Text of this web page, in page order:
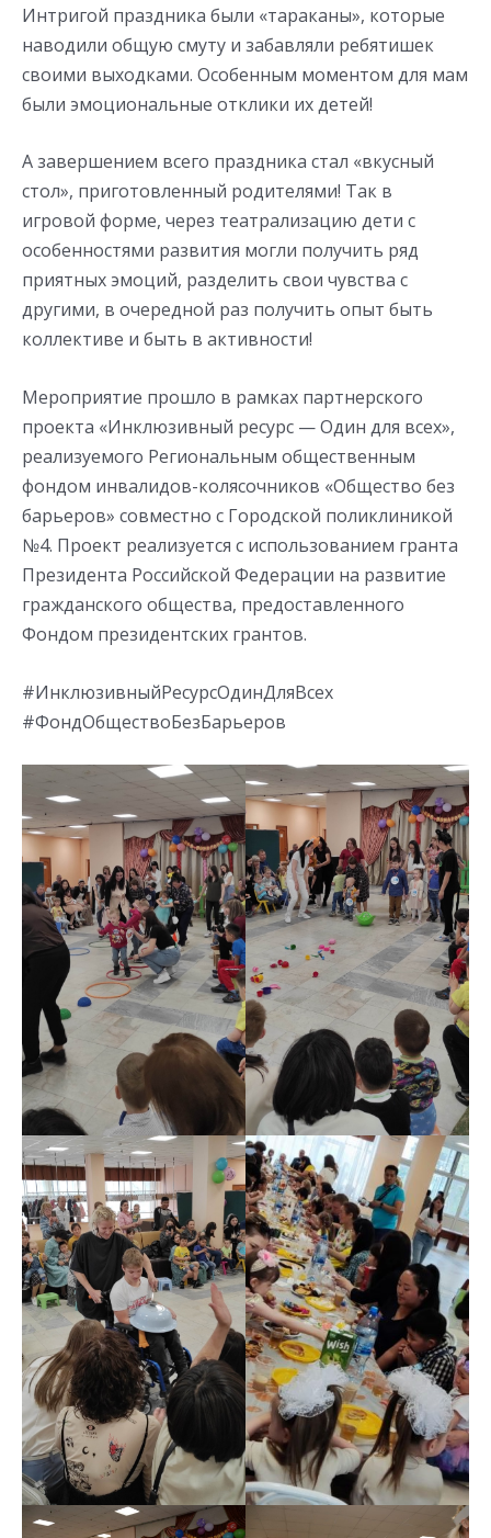
Интригой праздника были «тараканы», которые
наводили общую смуту и забавляли ребятишек
своими выходками. Особенным моментом для мам
были эмоциональные отклики их детей!
А завершением всего праздника стал «вкусный
стол», приготовленный родителями! Так в
игровой форме, через театрализацию дети с
особенностями развития могли получить ряд
приятных эмоций, разделить свои чувства с
другими, в очередной раз получить опыт быть
коллективе и быть в активности!
Мероприятие прошло в рамках партнерского
проекта «Инклюзивный ресурс — Один для всех»,
реализуемого Региональным общественным
фондом инвалидов-колясочников «Общество без
барьеров» совместно с Городской поликлиникой
№4. Проект реализуется с использованием гранта
Президента Российской Федерации на развитие
гражданского общества, предоставленного
Фондом президентских грантов.
#ИнклюзивныйРесурсОдинДляВсех
#ФондОбществоБезБарьеров